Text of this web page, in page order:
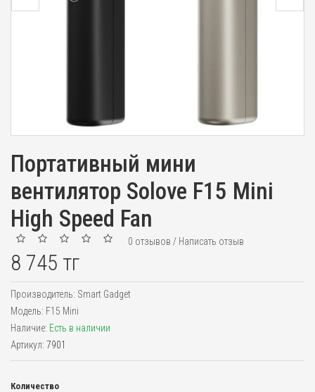
Портативный мини
вентилятор Solove F15 Mini
High Speed Fan
0 отзывов / Написать отзыв
8 745 тг
Производитель: Smart Gadget
Модель: F15 Mini
Наличие: Есть в наличии
Артикул: 7901
Количество